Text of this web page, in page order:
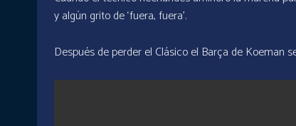
y algún grito de ‘fuera, fuera’.
Después de perder el Clásico el Barça de Koeman